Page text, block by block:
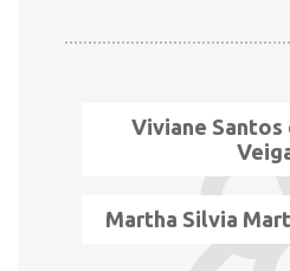
Viviane Santos
Martha Silvia